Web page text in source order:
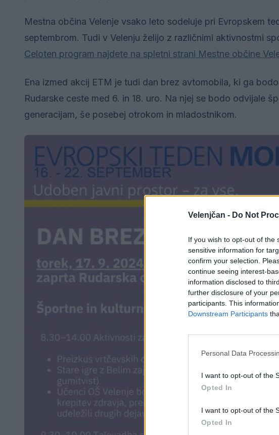
Velenjčan - Do Not
If you wish to opt-out of the
sensitive information for
confirm your selection.
continue seeing interest-
information disclosed to
further disclosure of your
participants. This
Downstream Participants
Personal Data
I want to opt-out of the
Opted In
I want to opt-out of the
Opted In
Mestna občina Velenje vsako leto sodeluje pri Evropskem
septembrom. Tudi v Velenju želijo z različnimi aktivnostmi
Celoten program najdete na spletni strani Mestne občine
Ena izmed akcij ETM je tudi dan brez avtomobila, ki ga
Rudarske ceste med 6. in 18. uro. Na njej se bodo odvijale
generacijam, še posebej otrokom in mladostnikom.